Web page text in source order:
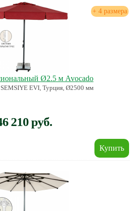
+ 4 размера
Ø2.5 м Avocado
EVI, Турция, Ø2500 мм
210 руб.